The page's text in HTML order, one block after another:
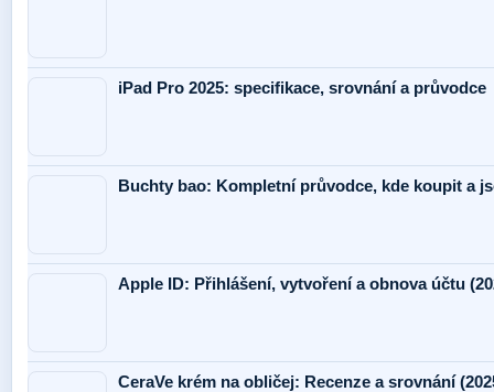
iPad Pro 2025: specifikace, srovnání a průvodce
Buchty bao: Kompletní průvodce, kde koupit a
Apple ID: Přihlášení, vytvoření a obnova účtu
CeraVe krém na obličej: Recenze a srovnání